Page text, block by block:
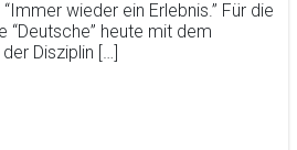
wieder ein Erlebnis.” Für die
“Deutsche” heute mit dem
Disziplin […]